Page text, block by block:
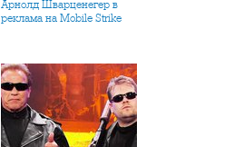
Арнолд Шварценегер в
реклама на Mobile Strike